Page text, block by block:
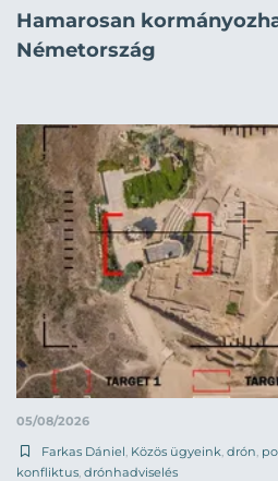
Hamarosan
Németország
05/08/2026
Farkas Dániel Közös ügyeink drón
konfliktus drónhadviselés